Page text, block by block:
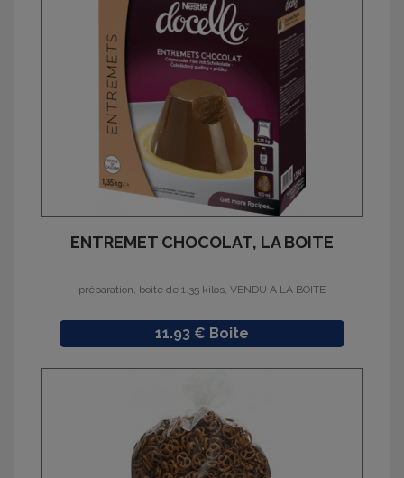
ENTREMET CHOCOLAT, LA BOITE
préparation, boite de 1.35 kilos, VENDU A LA BOITE
Prix
11.93 € Boite